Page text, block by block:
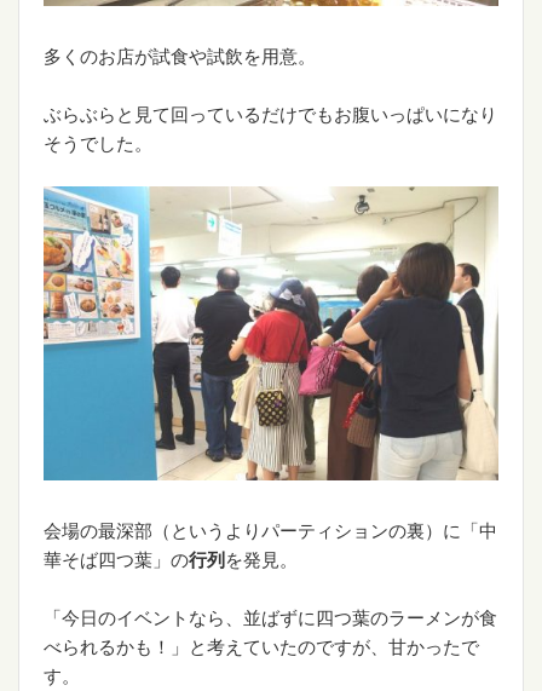
多くのお店が試食や試飲を用意。
ぶらぶらと見て回っているだけでもお腹いっぱいになり
そうでした。
会場の最深部（というよりパーティションの裏）に「中
華そば四つ葉」の行列を発見。
「今日のイベントなら、並ばずに四つ葉のラーメンが食
べられるかも！」と考えていたのですが、甘かったで
す。